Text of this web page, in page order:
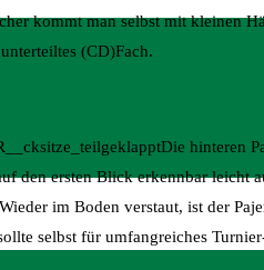
kommt man selbst mit kleinen
(CD)Fach.
Die hinteren
den ersten Blick erkennbar leicht
im Boden verstaut, ist der
selbst für umfangreiches